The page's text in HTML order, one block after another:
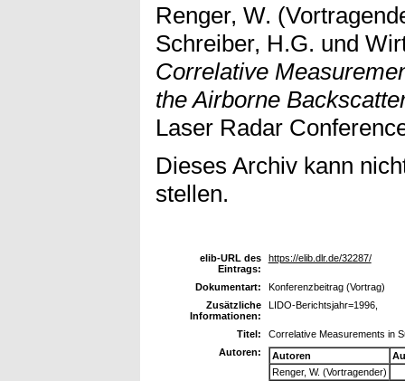
Renger, W.
Schreiber, H.G. und
Correlative
the Airborne
Laser Radar
Dieses Archiv kann
stellen.
elib-URL des
Eintrags:
https://elib.dlr.de/32287/
Dokumentart:
Konferenzbeitrag (Vortrag)
Zusätzliche
Informationen:
LIDO-Berichtsjahr=1996,
Titel:
Correlative Measurements in
Autoren:
Autoren
Renger, W. (Vortragender)